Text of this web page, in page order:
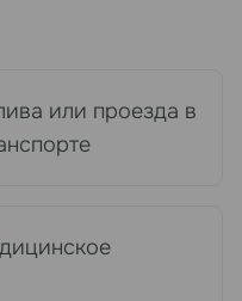
или проезда в